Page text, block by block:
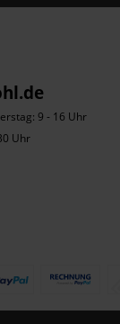
9 - 16 Uhr
Uhr